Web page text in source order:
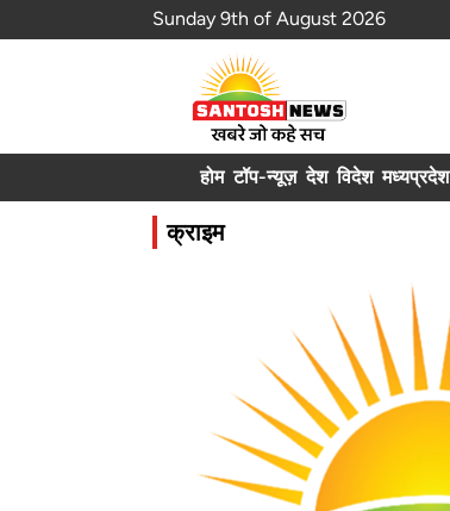
Sunday 9th of August 2026
होम टॉप-न्यूज़ देश विदेश मध्यप्रदेश
क्राइम